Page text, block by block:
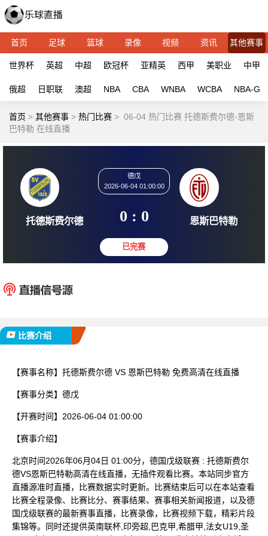
首页 足球 篮球 录像 视频 资讯 其他赛事
世界杯 英超 中超 欧冠杯 亚精英 西甲 美职业 中甲
俄超 日职联 澳超 NBA CBA WNBA WCBA NBA-G
首页 > 其他赛事 > 热门比赛 > 06-04 热门比赛 托德斯费尔德-恩斯
巴特勒 在线直播
2026-06-04 01:00:00
0 : 0
比赛介绍
【赛事名称】 托德斯费尔德 VS 恩斯巴特勒 免费高清在线直播
【赛事分类】 德戊
【开赛时间】 2026-06-04 01:00:00
【赛事介绍】
北京时间2026年06月04日 01:00分，德国戊级联赛 : 托德斯费尔
德VS恩斯巴特勒高清在线直播，无插件观看比赛。本站同步官方
直播源准时直播，比赛数据实时更新。比赛结束后可以在本站查看
比赛全程录像、比赛比分、赛事结果、赛事相关新闻报道，以及德
国戊级联赛的最新赛事直播，比赛录像，比赛视频下载，精彩片段
集锦等。同时还提供英南联杯,印旁超,巴克甲,希腊甲,法女U19,圣